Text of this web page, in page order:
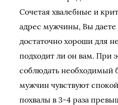
Сочетая хвалебные и
адрес мужчины, Вы даете
достаточно хороши для
подходит ли он вам. При
соблюдать необходимый
мужчин чувствуют
похвалы в 3-4 раза